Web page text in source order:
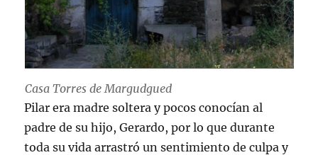
Casa Torres de Margudgued
Pilar era madre soltera y pocos conocían al
padre de su hijo, Gerardo, por lo que durante
toda su vida arrastró un sentimiento de culpa y